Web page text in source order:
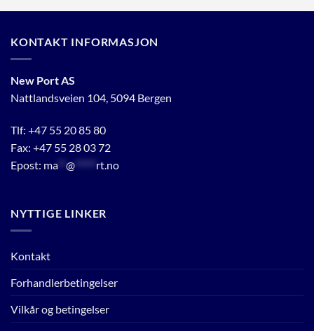
KONTAKT INFORMASJON
New Port AS
Nattlandsveien 104, 5094 Bergen
Tlf: +47 55 20 85 80
Fax: +47 55 28 03 72
Epost: ma** @ rt.no
NYTTIGE LINKER
Kontakt
Forhandlerbetingelser
Vilkår og betingelser